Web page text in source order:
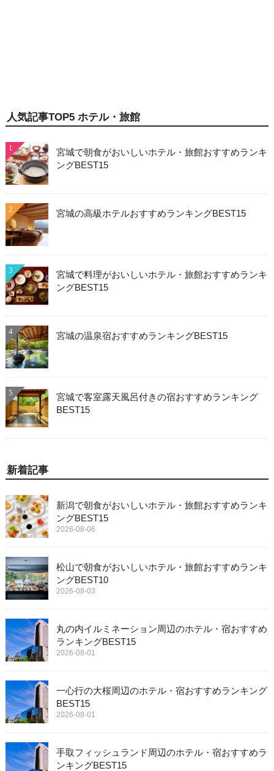
人気記事TOP5 ホテル・旅館
1
宮城で朝食がおいしいホテル・旅館おすすめランキ
ングBEST15
2 宮城の高級ホテルおすすめランキングBEST15
3
宮城で料理がおいしいホテル・旅館おすすめランキ
ングBEST15
4 宮城の温泉宿おすすめランキングBEST15
5
宮城で客室露天風呂付きの宿おすすめランキング
BEST15
新着記事
新潟で朝食がおいしいホテル・旅館おすすめランキ
ングBEST15
2026-08-06
松山で朝食がおいしいホテル・旅館おすすめランキ
ングBEST10
2026-08-03
丸の内イルミネーション周辺のホテル・宿おすすめ
ランキングBEST15
2026-08-01
一心行の大桜周辺のホテル・宿おすすめランキング
BEST15
2026-08-01
手取フィッシュランド周辺のホテル・宿おすすめラ
ンキングBEST15